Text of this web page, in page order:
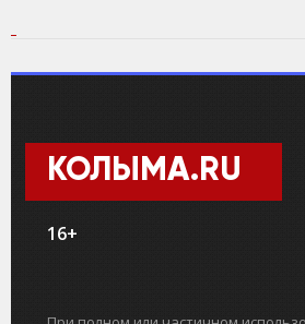
КОЛЫМА.RU
16+